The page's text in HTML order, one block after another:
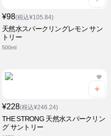
¥98(税込¥105.84)
天然水スパークリングレモン サン
トリー
500ml
¥228(税込¥246.24)
THE STRONG 天然水スパークリン
グ サントリー